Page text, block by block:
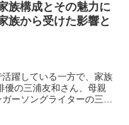
族構成とその魅力に
族から受けた影響と
躍している一方で、家族
優の三浦友和さん、母親
ーソングライターの三浦